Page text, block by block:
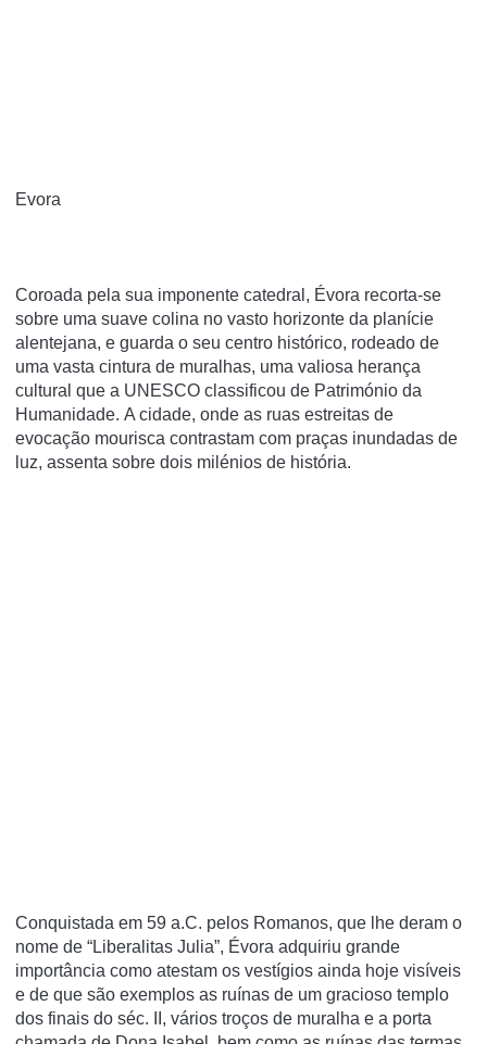
Evora
Coroada pela sua imponente catedral, Évora recorta-se
sobre uma suave colina no vasto horizonte da planície
alentejana, e guarda o seu centro histórico, rodeado de
uma vasta cintura de muralhas, uma valiosa herança
cultural que a UNESCO classificou de Património da
Humanidade. A cidade, onde as ruas estreitas de
evocação mourisca contrastam com praças inundadas de
luz, assenta sobre dois milénios de história.
Conquistada em 59 a.C. pelos Romanos, que lhe deram o
nome de “Liberalitas Julia”, Évora adquiriu grande
importância como atestam os vestígios ainda hoje visíveis
e de que são exemplos as ruínas de um gracioso templo
dos finais do séc. II, vários troços de muralha e a porta